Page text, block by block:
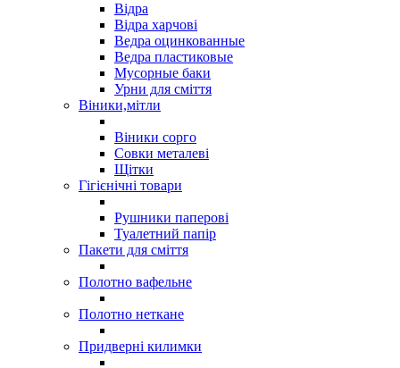
Відра
Відра харчові
Ведра оцинкованные
Ведра пластиковые
Мусорные баки
Урни для сміття
Віники,мітли
Віники сорго
Совки металеві
Щітки
Гігієнічні товари
Рушники паперові
Туалетний папір
Пакети для сміття
Полотно вафельне
Полотно неткане
Придверні килимки